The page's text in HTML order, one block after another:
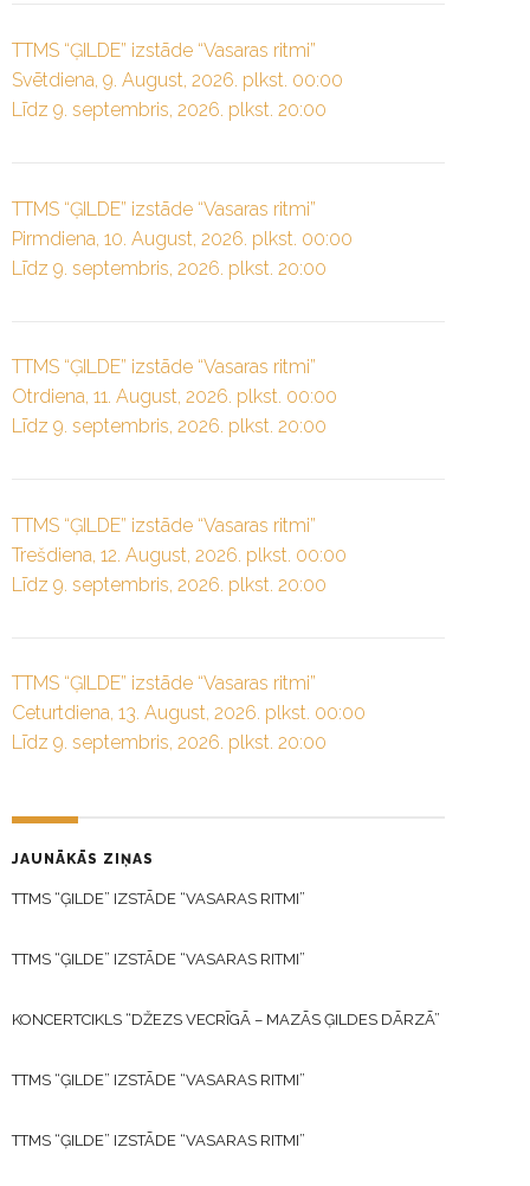
TTMS “ĢILDE” izstāde “Vasaras ritmi”
Svētdiena, 9. August, 2026. plkst. 00:00
Līdz 9. septembris, 2026. plkst. 20:00
TTMS “ĢILDE” izstāde “Vasaras ritmi”
Pirmdiena, 10. August, 2026. plkst. 00:00
Līdz 9. septembris, 2026. plkst. 20:00
TTMS “ĢILDE” izstāde “Vasaras ritmi”
Otrdiena, 11. August, 2026. plkst. 00:00
Līdz 9. septembris, 2026. plkst. 20:00
TTMS “ĢILDE” izstāde “Vasaras ritmi”
Trešdiena, 12. August, 2026. plkst. 00:00
Līdz 9. septembris, 2026. plkst. 20:00
TTMS “ĢILDE” izstāde “Vasaras ritmi”
Ceturtdiena, 13. August, 2026. plkst. 00:00
Līdz 9. septembris, 2026. plkst. 20:00
JAUNĀKĀS ZIŅAS
TTMS “ĢILDE” IZSTĀDE “VASARAS RITMI”
TTMS “ĢILDE” IZSTĀDE “VASARAS RITMI”
KONCERTCIKLS “DŽEZS VECRĪGĀ – MAZĀS ĢILDES DĀRZĀ”
TTMS “ĢILDE” IZSTĀDE “VASARAS RITMI”
TTMS “ĢILDE” IZSTĀDE “VASARAS RITMI”